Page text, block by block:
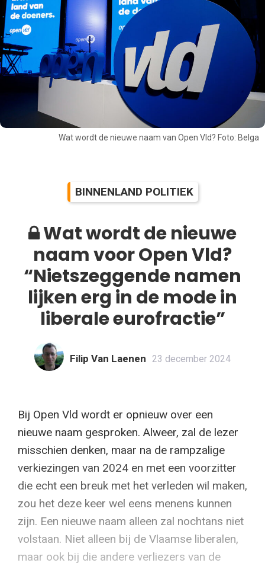
Wat wordt de nieuwe naam van Open Vld? Foto: Belga
BINNENLAND POLITIEK
Wat wordt de nieuwe
naam voor Open Vld?
“Nietszeggende namen
lijken erg in de mode in
liberale eurofractie”
Filip Van Laenen 23 december 2024
Bij Open Vld wordt er opnieuw over een
nieuwe naam gesproken. Alweer, zal de lezer
misschien denken, maar na de rampzalige
verkiezingen van 2024 en met een voorzitter
die echt een breuk met het verleden wil maken,
zou het deze keer wel eens menens kunnen
zijn. Een nieuwe naam alleen zal nochtans niet
volstaan. Niet alleen bij de Vlaamse liberalen,
maar ook bij die andere verliezers van de